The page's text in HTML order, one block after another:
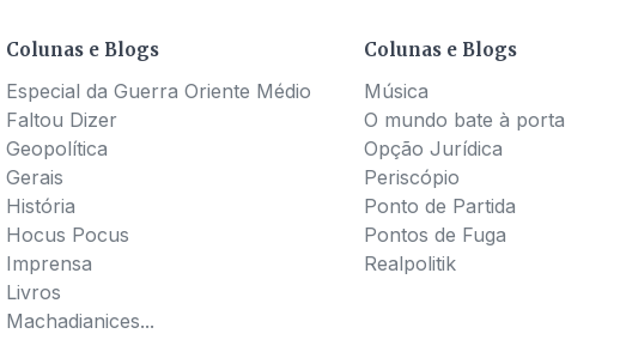
Colunas e Blogs
Especial da Guerra Oriente Médio
Faltou Dizer
Geopolítica
Gerais
História
Hocus Pocus
Imprensa
Livros
Machadianices...
Colunas e Blogs
Música
O mundo bate à porta
Opção Jurídica
Periscópio
Ponto de Partida
Pontos de Fuga
Realpolitik